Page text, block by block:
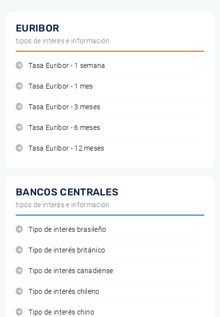
EURIBOR
tipos de interés e información
Tasa Euribor - 1 semana
Tasa Euribor - 1 mes
Tasa Euribor - 3 meses
Tasa Euribor - 6 meses
Tasa Euribor - 12 meses
BANCOS CENTRALES
tipos de interés e información
Tipo de interés brasileño
Tipo de interés británico
Tipo de interés canadiense
Tipo de interés chileno
Tipo de interés chino